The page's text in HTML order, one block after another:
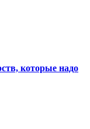
которые надо